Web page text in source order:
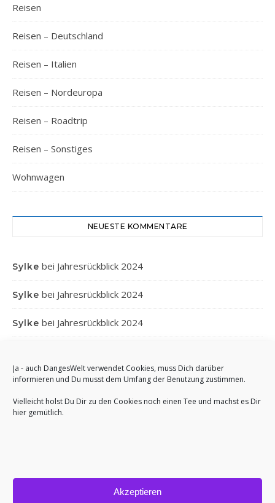
Ja - auch DangesWelt verwendet Cookies, muss Dich darüber
informieren und Du musst dem Umfang der Benutzung zustimmen.
Vielleicht holst Du Dir zu den Cookies noch einen Tee und machst es Dir
hier gemütlich.
Akzeptieren
Reisen
Reisen – Deutschland
Reisen – Italien
Reisen – Nordeuropa
Reisen – Roadtrip
Reisen – Sonstiges
Wohnwagen
NEUESTE KOMMENTARE
Sylke bei Jahresrückblick 2024
Sylke bei Jahresrückblick 2024
Sylke bei Jahresrückblick 2024
AnettbeiJahresrückblick 2024
WP Royal. Impressum